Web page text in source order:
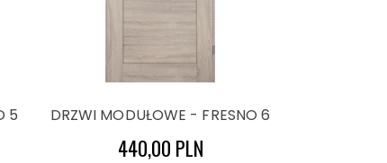
5 DRZWI MODUŁOWE - FRESNO 6
440,00 PLN